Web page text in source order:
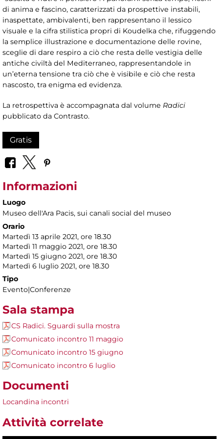
di anima e fascino, caratterizzati da prospettive instabili,
inaspettate, ambivalenti, ben rappresentano il lessico
visuale e la cifra stilistica propri di Koudelka che, rifuggendo
la semplice illustrazione e documentazione delle rovine,
sceglie di dare respiro a ciò che resta delle vestigia delle
antiche civiltà del Mediterraneo, rappresentandole in
un’eterna tensione tra ciò che è visibile e ciò che resta
nascosto, tra enigma ed evidenza.
La retrospettiva è accompagnata dal volume Radici
pubblicato da Contrasto.
Gratis
Informazioni
Luogo
Museo dell'Ara Pacis, sui canali social del museo
Orario
Martedì 13 aprile 2021, ore 18.30
Martedì 11 maggio 2021, ore 18.30
Martedì 15 giugno 2021, ore 18.30
Martedì 6 luglio 2021, ore 18.30
Tipo
Evento|Conferenze
Sala stampa
CS Radici. Sguardi sulla mostra
Comunicato incontro 11 maggio
Comunicato incontro 15 giugno
Comunicato incontro 6 luglio
Documenti
Locandina incontri
Attività correlate